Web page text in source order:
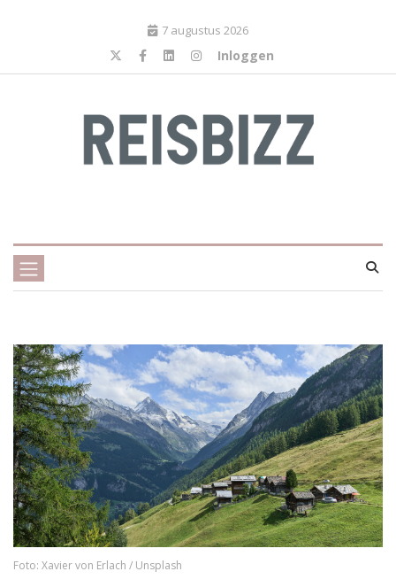
7 augustus 2026
Inloggen
Foto: Xavier von Erlach / Unsplash